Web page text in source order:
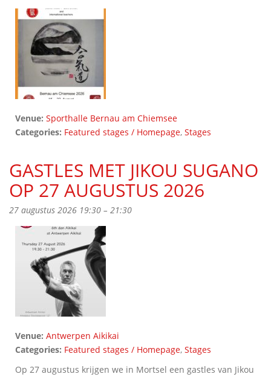
Venue: Sporthalle Bernau am Chiemsee
Categories: Featured stages / Homepage, Stages
GASTLES MET JIKOU SUGANO
OP 27 AUGUSTUS 2026
27 augustus 2026 19:30 – 21:30
Venue: Antwerpen Aikikai
Categories: Featured stages / Homepage, Stages
Op 27 augustus krijgen we in Mortsel een gastles van Jikou